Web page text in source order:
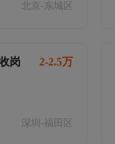
北京-东城区
岗 2-2.5万
深圳-福田区